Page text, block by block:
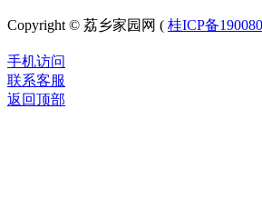
Copyright © 荔乡家园网 ( 桂ICP备
手机访问
联系客服
返回顶部